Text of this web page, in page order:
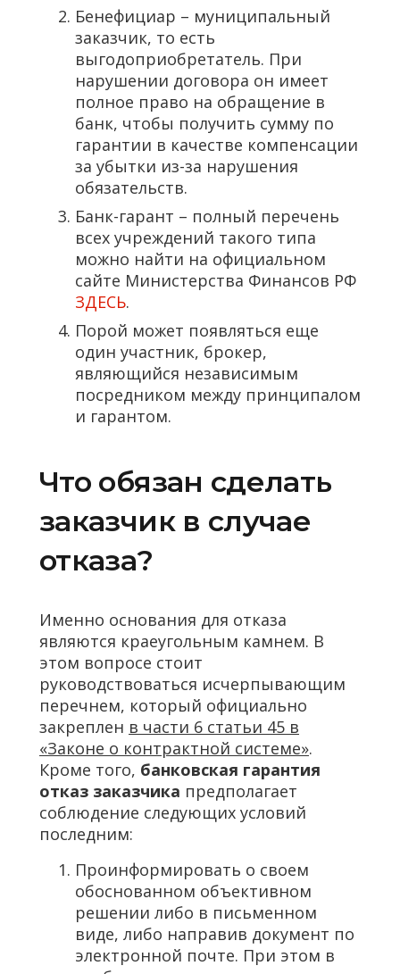
Бенефициар – муниципальный
заказчик, то есть
выгодоприобретатель. При
нарушении договора он имеет
полное право на обращение в
банк, чтобы получить сумму по
гарантии в качестве компенсации
за убытки из-за нарушения
обязательств.
Банк-гарант – полный перечень
всех учреждений такого типа
можно найти на официальном
сайте Министерства Финансов РФ
ЗДЕСЬ.
Порой может появляться еще
один участник, брокер,
являющийся независимым
посредником между принципалом
и гарантом.
Что обязан сделать
заказчик в случае
отказа?
Именно основания для отказа
являются краеугольным камнем. В
этом вопросе стоит
руководствоваться исчерпывающим
перечнем, который официально
закреплен в части 6 статьи 45 в
«Законе о контрактной системе».
Кроме того, банковская гарантия
отказ заказчика предполагает
соблюдение следующих условий
последним:
Проинформировать о своем
обоснованном объективном
решении либо в письменном
виде, либо направив документ по
электронной почте. При этом в